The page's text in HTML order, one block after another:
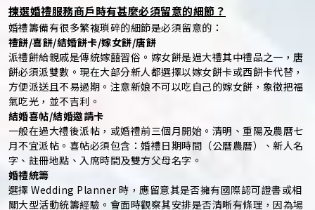
揀選婚禮服務商戶時有甚麼必須留意的細節？
婚禮籌備有很多繁複瑣碎的細節是必須留意的：
禮餅/喜餅/結婚餅卡/嫁女餅/唐餅
派禮餅給親戚是傳統嫁囍習俗。嫁女餅是過大禮其中禮品之一，唐
餅必須派雙數。現在大部分新人都選擇以嫁女餅卡或西餅卡代替，
方便派送且不易過期。注意新娘不可以吃自己的嫁女餅，象徵把福
氣吃光，並不吉利。
結婚喜帖/結婚邀請卡
一般在過大禮後派帖，或婚禮前三個月開始。清明、重陽及農曆七
月不宜派帖。喜帖必須包含：婚禮日期時間（公曆農曆）、新人名
字、註冊地點、入席時間及雙方父母名字。
婚禮統籌
選擇 Wedding Planner 時，應留意其是否擁有國際認可證書或相
關大型活動統籌經驗。會面時觀察其安排是否清晰有條理，因為場